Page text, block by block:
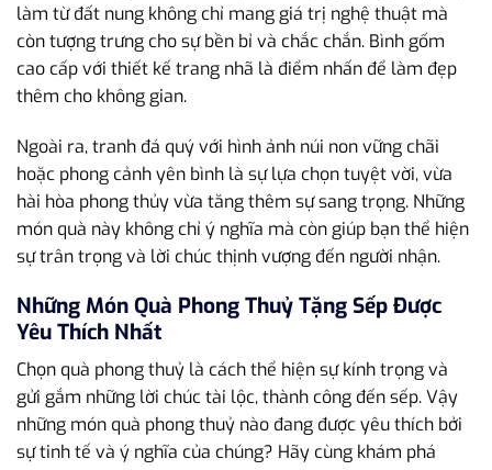
làm từ đất nung không chỉ mang giá trị nghệ thuật mà
còn tượng trưng cho sự bền bỉ và chắc chắn. Bình gốm
cao cấp với thiết kế trang nhã là điểm nhấn để làm đẹp
thêm cho không gian.
Ngoài ra, tranh đá quý với hình ảnh núi non vững chãi
hoặc phong cảnh yên bình là sự lựa chọn tuyệt vời, vừa
hài hòa phong thủy vừa tăng thêm sự sang trọng. Những
món quà này không chỉ ý nghĩa mà còn giúp bạn thể hiện
sự trân trọng và lời chúc thịnh vượng đến người nhận.
Những Món Quà Phong Thuỷ Tặng Sếp Được
Yêu Thích Nhất
Chọn quà phong thuỷ là cách thể hiện sự kính trọng và
gửi gắm những lời chúc tài lộc, thành công đến sếp. Vậy
những món quà phong thuỷ nào đang được yêu thích bởi
sự tinh tế và ý nghĩa của chúng? Hãy cùng khám phá